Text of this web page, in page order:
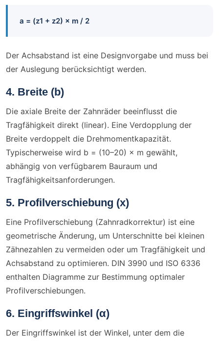
a = (z1 + z2) × m / 2
Der Achsabstand ist eine Designvorgabe und muss bei
der Auslegung berücksichtigt werden.
4. Breite (b)
Die axiale Breite der Zahnräder beeinflusst die
Tragfähigkeit direkt (linear). Eine Verdopplung der
Breite verdoppelt die Drehmomentkapazität.
Typischerweise wird b = (10–20) × m gewählt,
abhängig von verfügbarem Bauraum und
Tragfähigkeitsanforderungen.
5. Profilverschiebung (x)
Eine Profilverschiebung (Zahnradkorrektur) ist eine
geometrische Änderung, um Unterschnitte bei kleinen
Zähnezahlen zu vermeiden oder um Tragfähigkeit und
Achsabstand zu optimieren. DIN 3990 und ISO 6336
enthalten Diagramme zur Bestimmung optimaler
Profilverschiebungen.
6. Eingriffswinkel (α)
Der Eingriffswinkel ist der Winkel, unter dem die